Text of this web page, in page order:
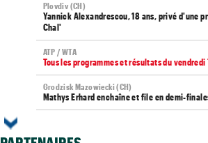
Plovdiv (CH)
Yannick Alexandrescou, 18 ans, privé d'une
Chal'
ATP / WTA
Tous les programmes et résultats du
Grodzisk Mazowiecki (CH)
Mathys Erhard enchaîne et file en demi-